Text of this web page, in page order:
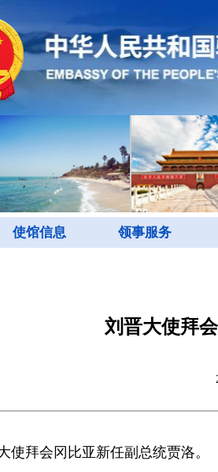
使馆信息 领事服务
刘晋大使拜
使拜会冈比亚新任副总统贾洛。